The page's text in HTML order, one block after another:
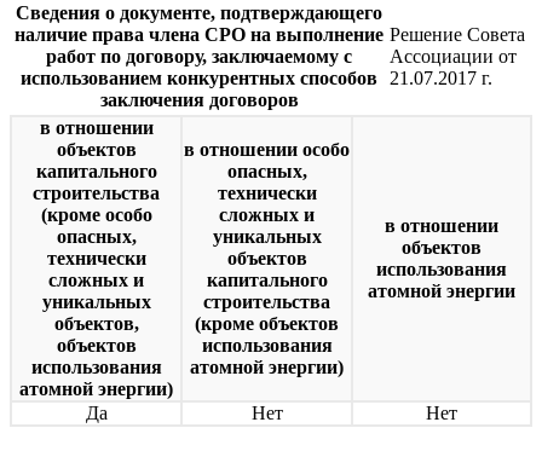
Сведения о документе, подтверждающего
наличие права члена СРО на выполнение
работ по договору, заключаемому с
использованием конкурентных способов
заключения договоров
Решение Совета
Ассоциации от
21.07.2017 г.
в отношении
объектов
капитального
строительства
(кроме особо
опасных,
технически
сложных и
уникальных
объектов,
объектов
использования
атомной энергии)
в отношении особо
опасных,
технически
сложных и
уникальных
объектов
капитального
строительства
(кроме объектов
использования
атомной энергии)
в отношении
объектов
использования
атомной энергии
Да Нет Нет